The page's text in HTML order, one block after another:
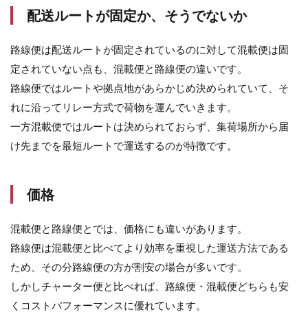
安に
なり
い
6.2
路線
便よ
りも
選べ
るサ
イズ
7
載
送
の
メ
リ
配送ルートが固定か、そうでないか
路線便は配送ルートが固定されているのに対して混載便は固
定されていない点も、混載便と路線便の違いです。
路線便ではルートや拠点地があらかじめ決められていて、そ
れに沿ってリレー方式で荷物を運んでいきます。
一方混載便ではルートは決められておらず、集荷場所から届
け先までを最短ルートで運送するのが特徴です。
価格
混載便と路線便とでは、価格にも違いがあります。
路線便は混載便と比べてより効率を重視した運送方法である
ため、その分路線便の方が割安の場合が多いです。
しかしチャーター便と比べれば、路線便・混載便どちらも安
くコストパフォーマンスに優れています。